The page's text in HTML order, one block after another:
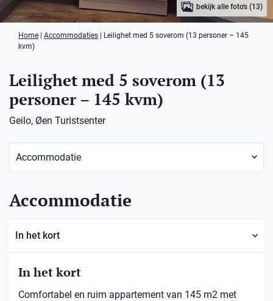
bekijk alle foto's (13)
Home Accommodaties
Leilighet med 5 soverom (13 personer – 145
kvm)
Leilighet med 5 soverom (13
personer – 145 kvm)
Geilo, Øen Turistsenter
Accommodatie
In het kort
In het kort
Comfortabel en ruim appartement van 145 m2 met